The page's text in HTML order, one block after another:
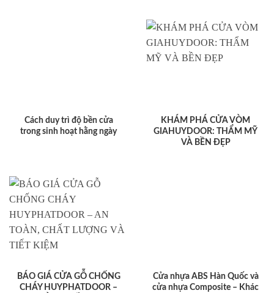
Cách duy trì độ bền cửa
trong sinh hoạt hằng ngày
KHÁM PHÁ CỬA VÒM
GIAHUYDOOR: THẨM MỸ
VÀ BỀN ĐẸP
BÁO GIÁ CỬA GỖ CHỐNG
CHÁY HUYPHATDOOR –
Cửa nhựa ABS Hàn Quốc và
cửa nhựa Composite – Khác